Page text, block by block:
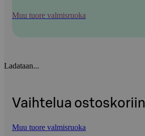
Muu tuore valmisruoka
Ladataan...
Vaihtelua ostoskoriin
Muu tuore valmisruoka